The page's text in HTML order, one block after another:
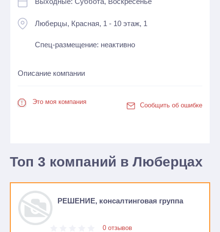
Люберцы, Красная, 1 - 10 этаж, 1
Спец-размещение: неактивно
Описание компании
Это моя компания Сообщить об ошибке
Топ 3 компаний в Люберцах
РЕШЕНИЕ, консалтинговая группа
0 отзывов